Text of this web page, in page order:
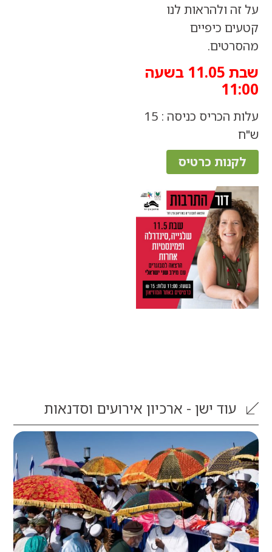
ולהראות לנו
כיפיים
שבת 11.05 בשעה
עלות הכריס כניסה : 15
כרטיס
עודישן - ארכיון אירועים וסדנאות